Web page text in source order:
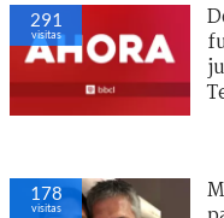
291
visitas
178
visitas